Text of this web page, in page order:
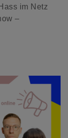
im Netz
–